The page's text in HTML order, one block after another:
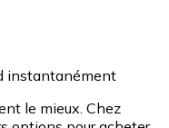
instantanément
le mieux. Chez